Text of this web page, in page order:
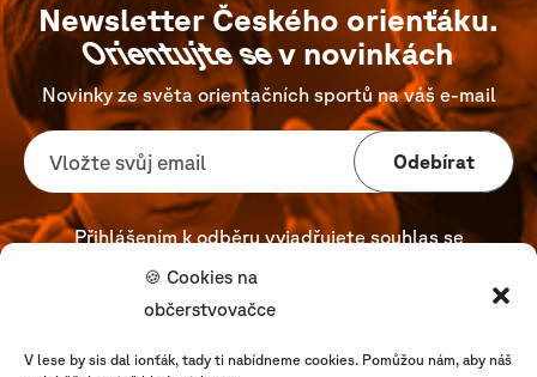
🍪 Cookies na
občerstvovačce
V lese by sis dal ionťák, tady ti nabídneme cookies. Pomůžou nám, aby náš
Newsletter Českého orienťáku.
Orientujte sev novinkách
Novinky ze světa orientačních sportů na váš e-mail
Odebírat
Přihlášením k odběru vyjadřujete souhlas se
zpracováním Vašich osobních údajů